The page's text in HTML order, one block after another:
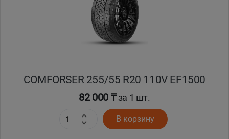
COMFORSER 255/55 R20 110V EF1500
82 000 ₸за 1 шт.
В корзину